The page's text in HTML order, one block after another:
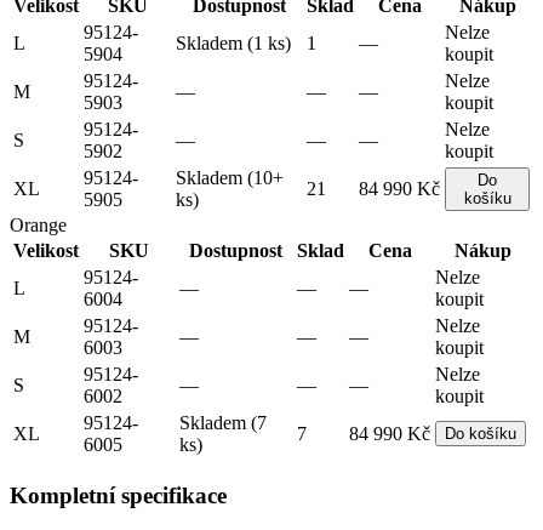
Velikost SKU Dostupnost Sklad Cena
Nákup
L
95124-
5904
Skladem (1 ks) 1 —
Nelze
koupit
M
95124-
5903
— — —
Nelze
koupit
S
95124-
5902
— — —
Nelze
koupit
XL
95124-
5905
Skladem (10+
ks)
21 84 990 Kč
Do
košíku
Orange
Velikost
SKU Dostupnost Sklad Cena
Nákup
L
95124-
6004
— — —
Nelze
koupit
M
95124-
6003
— — —
Nelze
koupit
S
95124-
6002
— — —
Nelze
koupit
XL
95124-
6005
Skladem (7
ks)
7 84 990 Kč Do košíku
Kompletní specifikace